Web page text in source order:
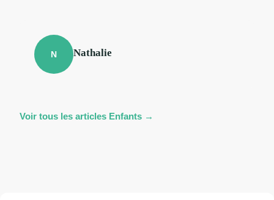
N Nathalie
Voir tous les articles Enfants →